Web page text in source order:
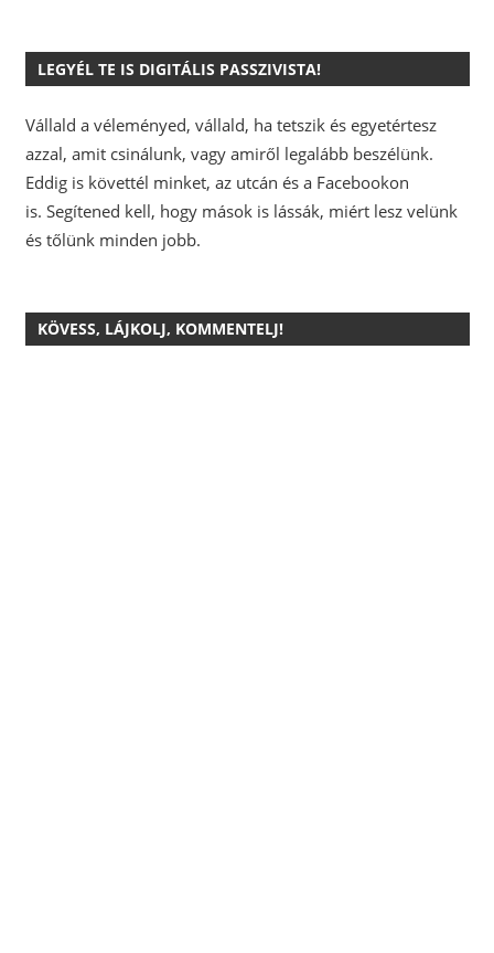
LEGYÉL TE IS DIGITÁLIS PASSZIVISTA!
Vállald a véleményed, vállald, ha tetszik és egyetértesz
azzal, amit csinálunk, vagy amiről legalább beszélünk.
Eddig is követtél minket, az utcán és a Facebookon
is. Segítened kell, hogy mások is lássák, miért lesz velünk
és tőlünk minden jobb.
KÖVESS, LÁJKOLJ, KOMMENTELJ!